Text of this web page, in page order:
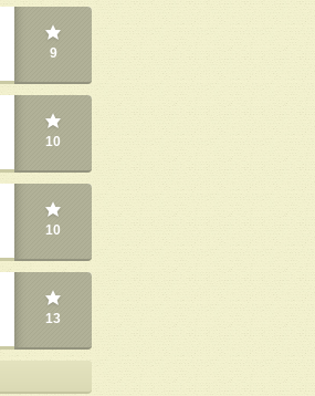
9
10
10
13